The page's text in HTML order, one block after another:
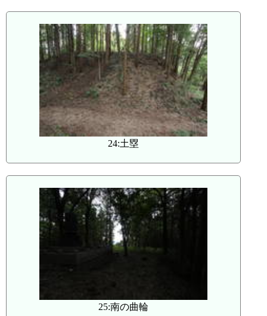
24:土塁
25:南の曲輪